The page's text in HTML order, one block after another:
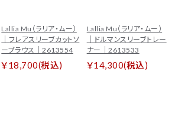
Lallia Mu（ラリア・ムー）
｜フレアスリーブカットソ
ーブラウス｜2613554
￥18,700(税込)
Lallia Mu（ラリア・ムー）
｜ドルマンスリーブトレー
ナー｜2613533
￥14,300(税込)